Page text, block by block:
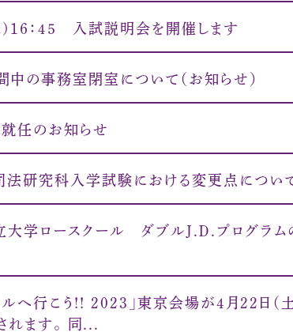
)１６：４５ 入試説明会を開催します
中の事務室閉室について（お知らせ）
任のお知らせ
司法研究科入学試験における変更点につい
大学ロースクール ダブルＪ.Ｄ.プログラム
ルへ行こう!! 2023」東京会場が4月22日（
れます。 同...